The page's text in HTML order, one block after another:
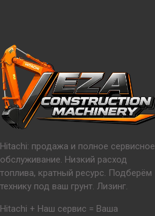
Hitachi: продажа и полное сервисное
обслуживание. Низкий расход
топлива, кратный ресурс. Подберём
технику под ваш грунт. Лизинг.
Hitachi + Наш сервис = Ваша